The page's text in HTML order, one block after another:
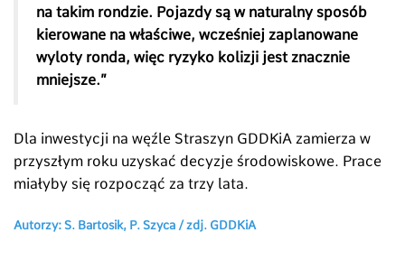
na takim rondzie. Pojazdy są w naturalny sposób
kierowane na właściwe, wcześniej zaplanowane
wyloty ronda, więc ryzyko kolizji jest znacznie
mniejsze.”
Dla inwestycji na węźle Straszyn GDDKiA zamierza w
przyszłym roku uzyskać decyzje środowiskowe. Prace
miałyby się rozpocząć za trzy lata.
Autorzy: S. Bartosik, P. Szyca /zdj. GDDKiA